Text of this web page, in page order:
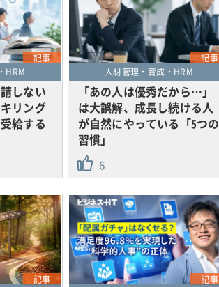
記事
HRM
しない
リング
給する
記事
人材管理・育成・HRM
「あの人は優秀だから…」
は大誤解、成長し続ける人
が自然にやっている「5つの
習慣」
6
記事
記事